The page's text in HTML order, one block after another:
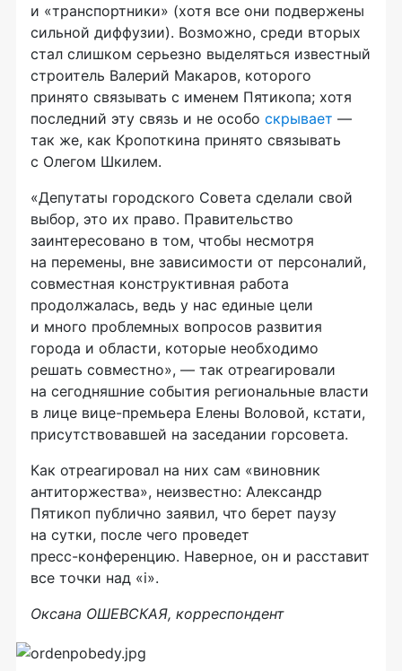
и «транспортники» (хотя все они подвержены
сильной диффузии). Возможно, среди вторых
стал слишком серьезно выделяться известный
строитель Валерий Макаров, которого
принято связывать с именем Пятикопа; хотя
последний эту связь и не особо скрывает —
так же, как Кропоткина принято связывать
с Олегом Шкилем.
«Депутаты городского Совета сделали свой
выбор, это их право. Правительство
заинтересовано в том, чтобы несмотря
на перемены, вне зависимости от персоналий,
совместная конструктивная работа
продолжалась, ведь у нас единые цели
и много проблемных вопросов развития
города и области, которые необходимо
решать совместно», — так отреагировали
на сегодняшние события региональные власти
в лице вице-премьера Елены Воловой, кстати,
присутствовавшей на заседании горсовета.
Как отреагировал на них сам «виновник
антиторжества», неизвестно: Александр
Пятикоп публично заявил, что берет паузу
на сутки, после чего проведет
пресс-конференцию. Наверное, он и расставит
все точки над «i».
Оксана ОШЕВСКАЯ, корреспондент